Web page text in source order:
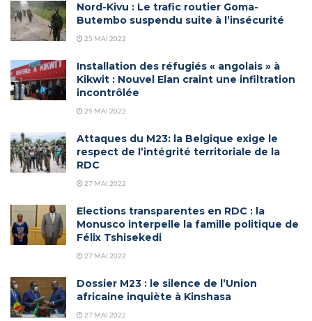
Nord-Kivu : Le trafic routier Goma-
Butembo suspendu suite à l’insécurité
25 MAI 2022
Installation des réfugiés « angolais » à
Kikwit : Nouvel Elan craint une infiltration
incontrôlée
25 MAI 2022
Attaques du M23: la Belgique exige le
respect de l’intégrité territoriale de la
RDC
27 MAI 2022
Elections transparentes en RDC : la
Monusco interpelle la famille politique de
Félix Tshisekedi
27 MAI 2022
Dossier M23 : le silence de l’Union
africaine inquiète à Kinshasa
27 MAI 2022